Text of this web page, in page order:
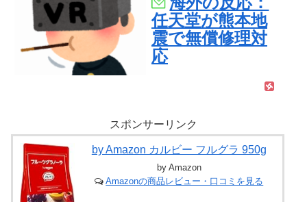
任天堂が熊本地
震で無償修理対
応
スポンサーリンク
by Amazon カルビー フルグラ 950g
by Amazon
Amazonの商品レビュー・口コミを見る